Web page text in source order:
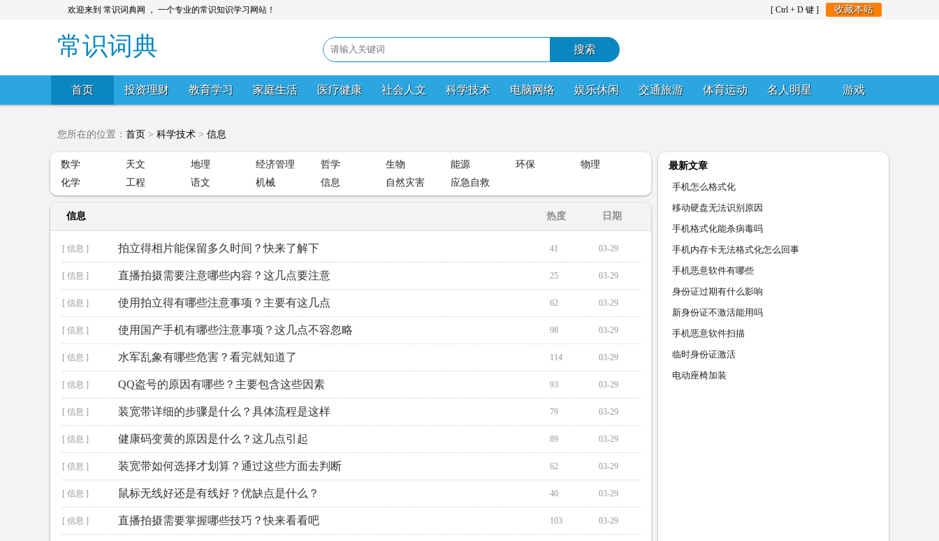
欢迎来到 常识词典网 ， 一个专业的常识知识学习网站！ [ Ctrl + D 键 ] 收藏本站
常识词典
首页 投资理财 教育学习 家庭生活 医疗健康 社会人文 科学技术 电脑网络 娱乐休闲 交通旅游 体育运动 名人明星 游戏
您所在的位置： 首页 > 科学技术 > 信息
数学 天文 地理 经济管理 哲学 生物 能源 环保
物理
化学
工程 语文 机械 信息 自然灾害 应急自救
信息 日期
热度
[ 信息 ] 拍立得相片能保留多久时间？快来了解下 03-29
41
[ 信息 ] 直播拍摄需要注意哪些内容？这几点要注意 03-29
25
[ 信息 ] 使用拍立得有哪些注意事项？主要有这几点 03-29
62
[ 信息 ] 使用国产手机有哪些注意事项？这几点不容忽略 03-29
98
[ 信息 ] 水军乱象有哪些危害？看完就知道了 03-29
114
[ 信息 ] QQ盗号的原因有哪些？主要包含这些因素 03-29
93
[ 信息 ] 装宽带详细的步骤是什么？具体流程是这样 03-29
79
[ 信息 ] 健康码变黄的原因是什么？这几点引起 03-29
89
[ 信息 ] 装宽带如何选择才划算？通过这些方面去判断 03-29
62
[ 信息 ] 鼠标无线好还是有线好？优缺点是什么？ 03-29
40
[ 信息 ] 直播拍摄需要掌握哪些技巧？快来看看吧 03-29
103
最新文章
手机怎么格式化
移动硬盘无法识别原因
手机格式化能杀病毒吗
手机内存卡无法格式化怎么回事
手机恶意软件有哪些
身份证过期有什么影响
新身份证不激活能用吗
手机恶意软件扫描
临时身份证激活
电动座椅加装